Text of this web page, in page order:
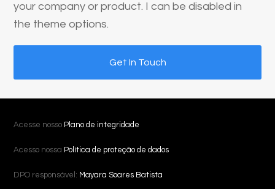
your company or product. I can be disabled in
the theme options.
Get In Touch
Acesse nosso Plano de integridade
Acesso nossa Política de proteção de dados
DPO responsável: Mayara Soares Batista